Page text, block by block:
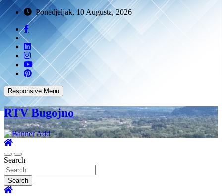
Ponedjeljak, 10 Augusta, 2026
Responsive Menu
RTV Bugojno
Search
Search